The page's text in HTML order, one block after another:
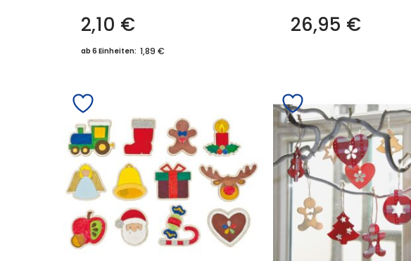
2,10 €
ab 6 Einheiten: 1,89 €
26,95 €